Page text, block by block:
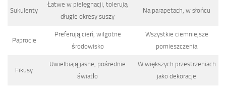
Sukulenty
Łatwe w pielęgnacji, tolerują
długie okresy suszy
Na parapetach, w słońcu
Paprocie
Preferują cień, wilgotne
środowisko
Wszystkie ciemniejsze
pomieszczenia
Fikusy
Uwielbiają jasne, pośrednie
światło
W większych przestrzeniach
jako dekoracje